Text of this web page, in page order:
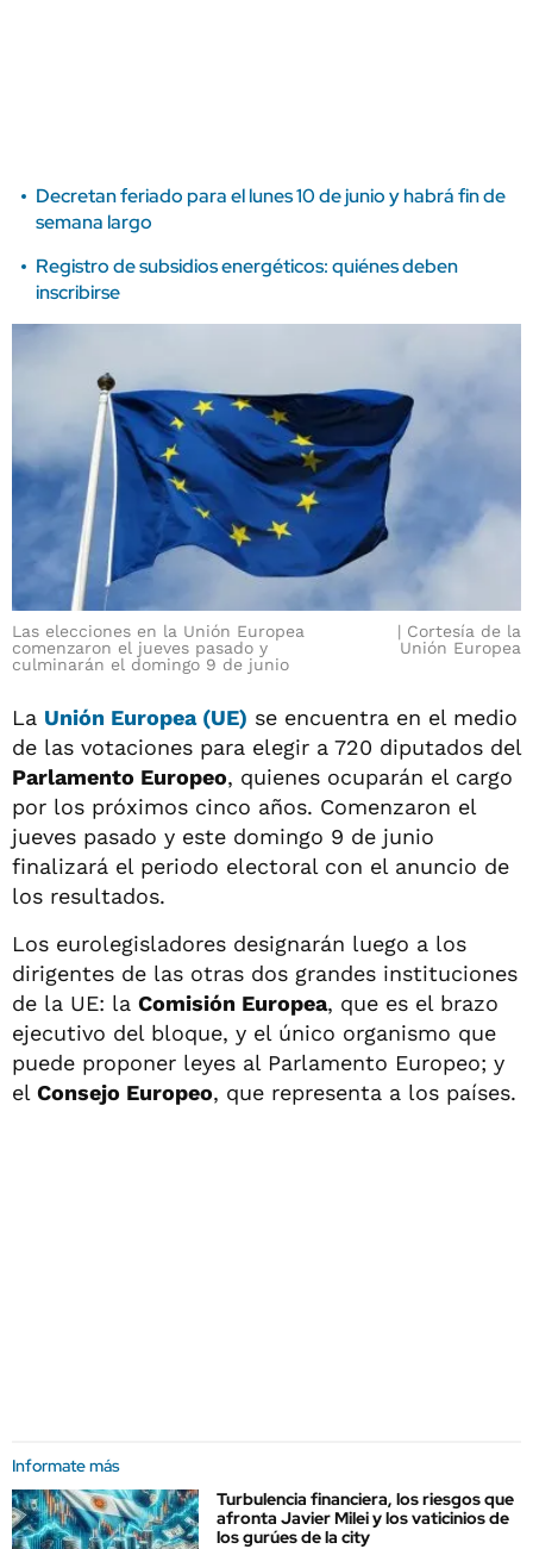
Decretan feriado para el lunes 10 de junio y habrá fin de
semana largo
Registro de subsidios energéticos: quiénes deben
inscribirse
Las elecciones en la Unión Europea
comenzaron el jueves pasado y
culminarán el domingo 9 de junio
Cortesía de la
Unión Europea
La Unión Europea (UE) se encuentra en el medio
de las votaciones para elegir a 720 diputados del
Parlamento Europeo, quienes ocuparán el cargo
por los próximos cinco años. Comenzaron el
jueves pasado y este domingo 9 de junio
finalizará el periodo electoral con el anuncio de
los resultados.
Los eurolegisladores designarán luego a los
dirigentes de las otras dos grandes instituciones
de la UE: la Comisión Europea, que es el brazo
ejecutivo del bloque, y el único organismo que
puede proponer leyes al Parlamento Europeo; y
el Consejo Europeo, que representa a los países.
Informate más
Turbulencia financiera, los riesgos que
afronta Javier Milei y los vaticinios de
los gurúes de la city